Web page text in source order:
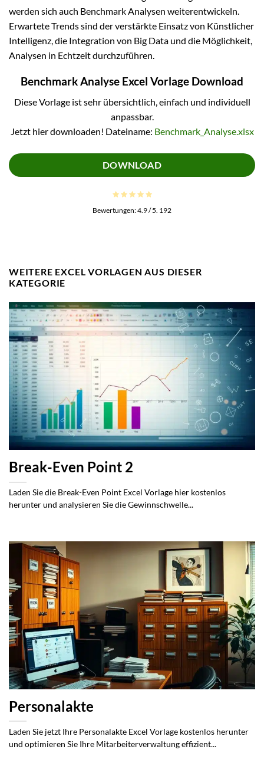
werden sich auch Benchmark Analysen weiterentwickeln.
Erwartete Trends sind der verstärkte Einsatz von Künstlicher
Intelligenz, die Integration von Big Data und die Möglichkeit,
Analysen in Echtzeit durchzuführen.
Benchmark Analyse Excel Vorlage Download
Diese Vorlage ist sehr übersichtlich, einfach und individuell
anpassbar.
Jetzt hier downloaden! Dateiname: Benchmark_Analyse.xlsx
DOWNLOAD
Bewertungen:4.9/ 5. 192
WEITERE EXCEL VORLAGEN AUS DIESER
KATEGORIE
Break-Even Point 2
Laden Sie die Break-Even Point Excel Vorlage hier kostenlos
herunter und analysieren Sie die Gewinnschwelle...
Personalakte
Laden Sie jetzt Ihre Personalakte Excel Vorlage kostenlos herunter
und optimieren Sie Ihre Mitarbeiterverwaltung effizient...